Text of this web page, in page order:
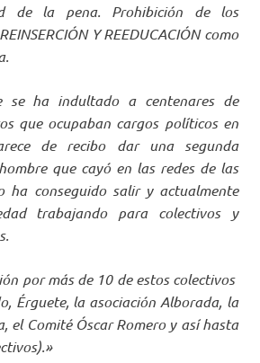
de la pena. Prohibición de los
Y REEDUCACIÓN como
se ha indultado a centenares de
que ocupaban cargos políticos en
de recibo dar una segunda
que cayó en las redes de las
ha conseguido salir y actualmente
trabajando para colectivos y
por más de 10 de estos colectivos
Érguete, la asociación Alborada, la
el Comité Óscar Romero y así hasta